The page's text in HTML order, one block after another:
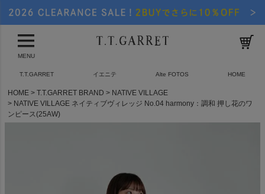
MENU
T.T.GARRET イエニテ Alte FOTOS HOME
HOME T.T.GARRET BRAND
NATIVE VILLAGE
NATIVE VILLAGE ネイティブヴィレッジ No.04 harmony：調和 押し花のワ
ンピース(25AW)